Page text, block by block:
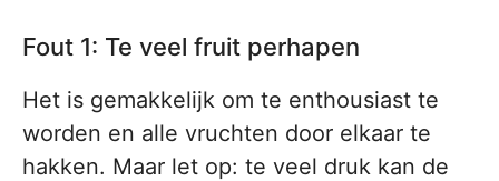
Fout 1: Te veel fruit perhapen
Het is gemakkelijk om te enthousiast te
worden en alle vruchten door elkaar te
hakken. Maar let op: te veel druk kan de